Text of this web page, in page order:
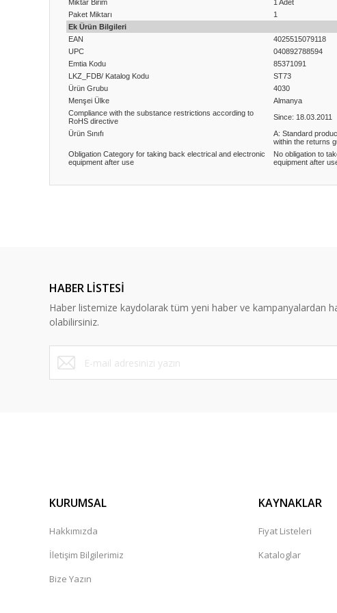
Miktar Birim
1 Adet
Paket Miktarı
1
Ek Ürün Bilgileri
EAN
4025515079118
UPC
040892788594
Emtia Kodu
85371091
LKZ_FDB/ Katalog Kodu
ST73
Ürün Grubu
4030
Menşei Ülke
Almanya
Compliance with the substance restrictions according to
RoHS directive
Since: 18.03.2011
Ürün Sınıfı
A: Standard
within the returns
Obligation Category for taking back electrical and electronic
equipment after use
No obligation to
equipment after
Ürün bilgilerinde hatalar bulunuyor.
Ürün fiyatı diğer sitelerden daha pahalı.
HABER LİSTESİ
Haber listemize kaydolarak tüm yeni haber ve kampanyalardan
olabilirsiniz.
KURUMSAL
Hakkımızda
İletişim Bilgilerimiz
Bize Yazın
KAYNAKLAR
Fiyat Listeleri
Kataloglar